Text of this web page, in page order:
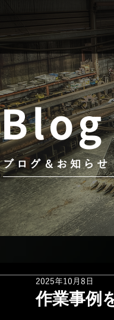
Blog
ブログ＆お知らせ
作業事例
2025年10月8日